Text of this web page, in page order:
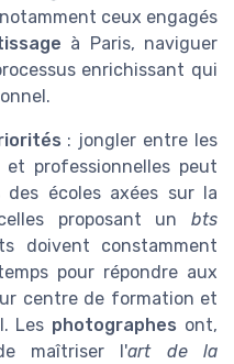
ceux engagés
à Paris, naviguer
enrichissant qui
: jongler entre les
et professionnelles peut
des écoles axées sur la
proposant un bts
doivent constamment
pour répondre aux
centre de formation et
Les photographes ont,
maîtriser l'art de la